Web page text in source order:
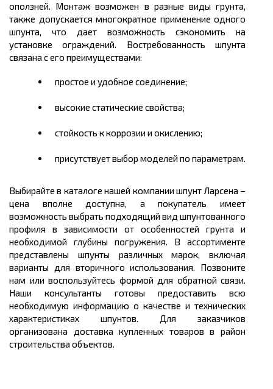
оползней. Монтаж возможен в разные виды грунта,
также допускается многократное применение одного
шпунта, что дает возможность сэкономить на
установке ограждений. Востребованность шпунта
связана с его преимуществами:
простое и удобное соединение;
высокие статические свойства;
стойкость к коррозии и окислению;
присутствует выбор моделей по параметрам.
Выбирайте в каталоге нашей компании шпунт Ларсена –
цена вполне доступна, а покупатель имеет
возможность выбрать подходящий вид шпунтованного
профиля в зависимости от особенностей грунта и
необходимой глубины погружения. В ассортименте
представлены шпунты различных марок, включая
варианты для вторичного использования. Позвоните
нам или воспользуйтесь формой для обратной связи.
Наши консультанты готовы предоставить всю
необходимую информацию о качестве и технических
характеристиках шпунтов. Для заказчиков
организована доставка купленных товаров в район
строительства объектов.